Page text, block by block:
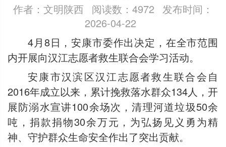
作者：文明陕西 阅读数：4972 发布时间：
2026-04-22
4月8日，安康市委作出决定，在全市范围
内开展向汉江志愿者救生联合会学习活动。
安康市汉滨区汉江志愿者救生联合会自
2016年成立以来，累计挽救落水群众134人，开
展防溺水宣讲100余场次，清理河道垃圾50余
吨，捐款捐物30余万元，为弘扬见义勇为精
神、守护群众生命安全作出了突出贡献。